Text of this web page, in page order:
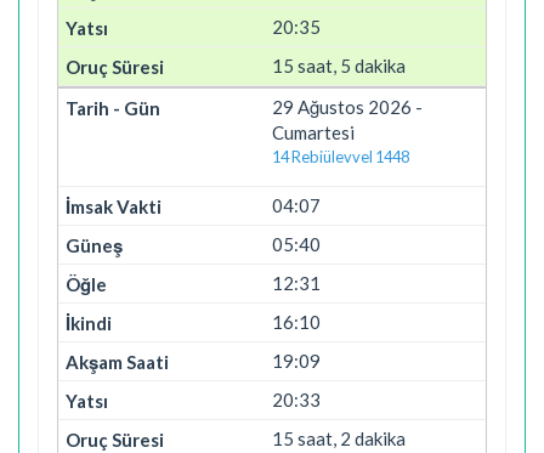
20:35
15 saat, 5 dakika
29 Ağustos 2026 -
Cumartesi
14 Rebiülevvel 1448
04:07
05:40
12:31
16:10
19:09
20:33
15 saat, 2 dakika